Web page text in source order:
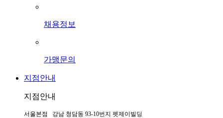
채용정보
가맹문의
지점안내
지점안내
서울본점 강남 청담동 93-10번지 펫제이빌딩